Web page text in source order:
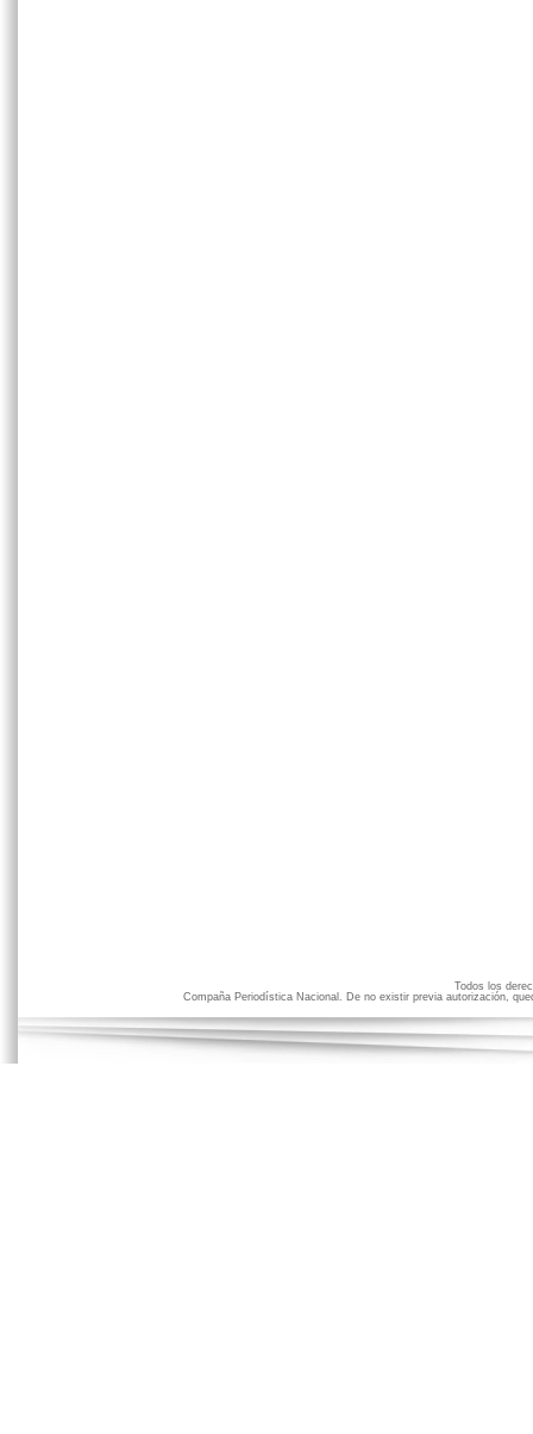
Todos los
Compaña Periodística Nacional. De no existir previa autorización,